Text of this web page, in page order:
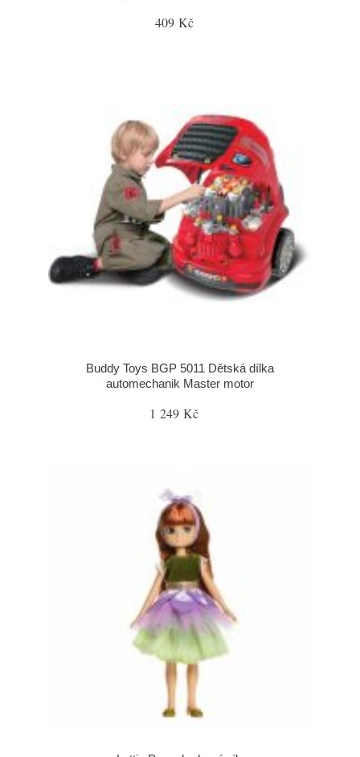
409 Kč
Buddy Toys BGP 5011 Dětská dílka
automechanik Master motor
1 249 Kč